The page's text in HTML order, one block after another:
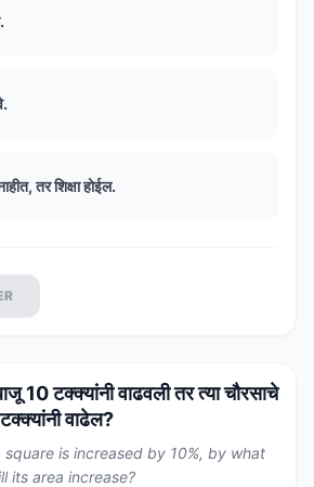
तर शिक्षा होईल.
10 टक्क्यांनी वाढवली तर त्या चौरसाचे
वाढेल?
is increased by 10%, by what
its area increase?